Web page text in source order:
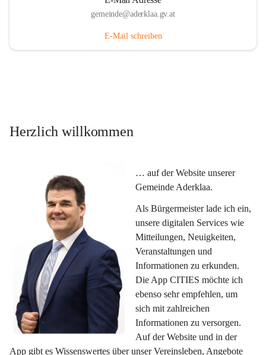
gemeinde@aderklaa.gv.at
E-Mail schreiben
Herzlich willkommen
… auf der Website unserer
Gemeinde Aderklaa.
Als Bürgermeister lade ich ein,
unsere digitalen Services wie
Mitteilungen, Neuigkeiten,
Veranstaltungen und
Informationen zu erkunden.
Die App CITIES möchte ich
ebenso sehr empfehlen, um
sich mit zahlreichen
Informationen zu versorgen.
Auf der Website und in der
App gibt es Wissenswertes über unser Vereinsleben, Angebote